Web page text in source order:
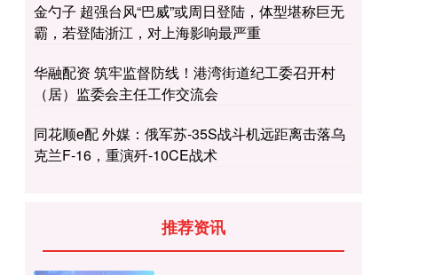
金勺子 超强台风“巴威”或周日登陆，体型堪称巨无
霸，若登陆浙江，对上海影响最严重
华融配资 筑牢监督防线！港湾街道纪工委召开村
（居）监委会主任工作交流会
同花顺e配 外媒：俄军苏-35S战斗机远距离击落乌
克兰F-16，重演歼-10CE战术
推荐资讯